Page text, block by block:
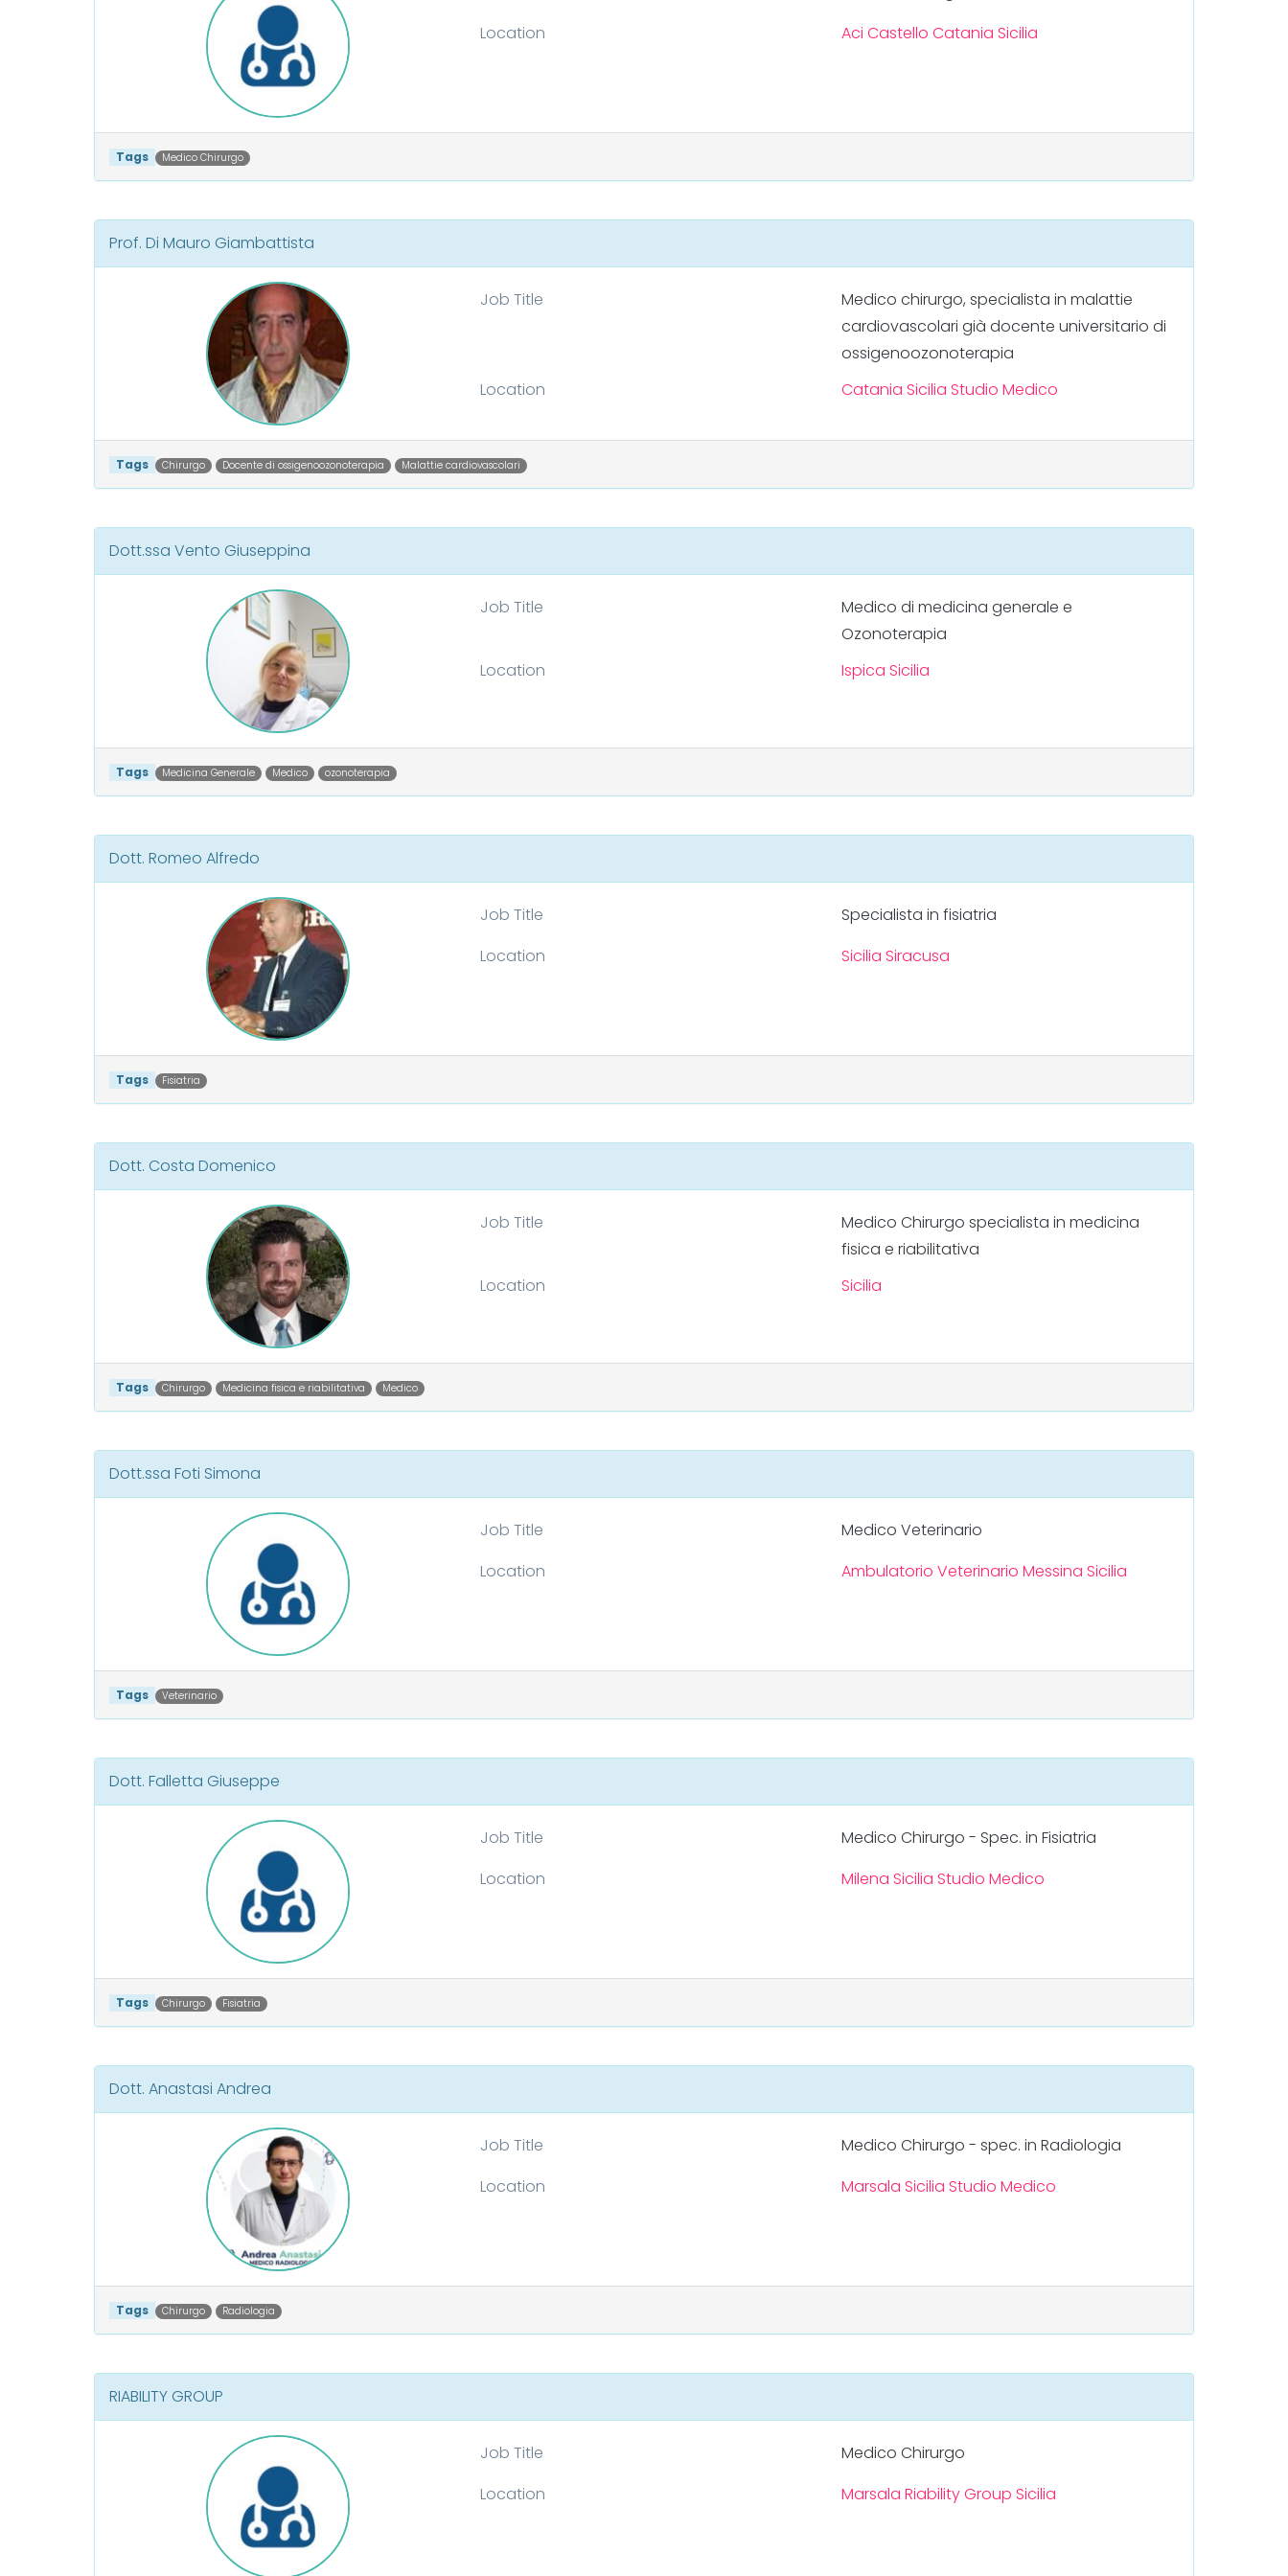
Location
Aci Castello Catania Sicilia
Tags Medico Chirurgo
Prof. Di Mauro Giambattista
Job Title
Medico chirurgo, specialista in malattie
cardiovascolari già docente universitario di
ossigenoozonoterapia
Location
Catania Sicilia Studio Medico
Tags Chirurgo Docente di ossigenoozonoterapia Malattie cardiovascolari
Dott.ssa Vento Giuseppina
Job Title
Medico di medicina generale e
Ozonoterapia
Location
Ispica Sicilia
Tags Medicina Generale Medico ozonoterapia
Dott. Romeo Alfredo
Job Title
Specialista in fisiatria
Location
Sicilia Siracusa
Tags Fisiatria
Dott. Costa Domenico
Job Title
Medico Chirurgo specialista in medicina
fisica e riabilitativa
Location
Sicilia
Tags Chirurgo Medicina fisica e riabilitativa Medico
Dott.ssa Foti Simona
Job Title
Medico Veterinario
Location
Ambulatorio Veterinario Messina Sicilia
Tags Veterinario
Dott. Falletta Giuseppe
Job Title
Medico Chirurgo - Spec. in Fisiatria
Location
Milena Sicilia Studio Medico
Tags Chirurgo Fisiatria
Dott. Anastasi Andrea
Job Title
Medico Chirurgo - spec. in Radiologia
Location
Marsala Sicilia Studio Medico
Tags Chirurgo Radiologia
RIABILITY GROUP
Job Title
Medico Chirurgo
Location
Marsala Riability Group Sicilia